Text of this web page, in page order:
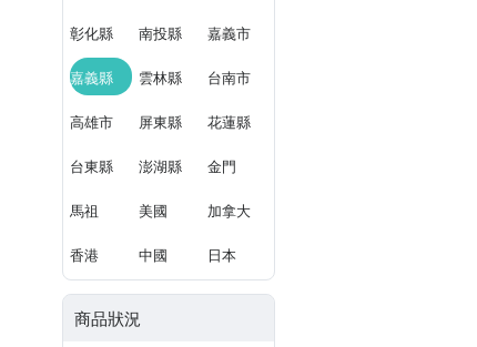
彰化縣 南投縣 嘉義市
嘉義縣 雲林縣 台南市
高雄市 屏東縣 花蓮縣
台東縣 澎湖縣 金門
馬祖 美國 加拿大
香港 中國 日本
商品狀況